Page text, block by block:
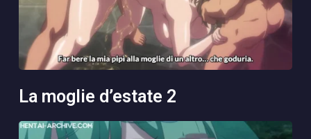
la moglie d’estate 2